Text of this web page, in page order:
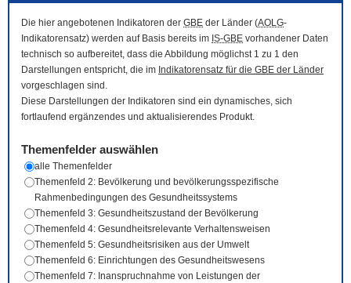
Die hier angebotenen Indikatoren der GBE der Länder (AOLG-
Indikatorensatz) werden auf Basis bereits im IS-GBE vorhandener Daten
technisch so aufbereitet, dass die Abbildung möglichst 1 zu 1 den
Darstellungen entspricht, die im Indikatorensatz für die GBE der Länder
vorgeschlagen sind.
Diese Darstellungen der Indikatoren sind ein dynamisches, sich
fortlaufend ergänzendes und aktualisierendes Produkt.
Themenfelder auswählen
alle Themenfelder
Themenfeld 2: Bevölkerung und bevölkerungsspezifische
Rahmenbedingungen des Gesundheitssystems
Themenfeld 3: Gesundheitszustand der Bevölkerung
Themenfeld 4: Gesundheitsrelevante Verhaltensweisen
Themenfeld 5: Gesundheitsrisiken aus der Umwelt
Themenfeld 6: Einrichtungen des Gesundheitswesens
Themenfeld 7: Inanspruchnahme von Leistungen der